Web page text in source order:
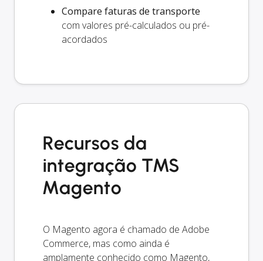
Compare faturas de transporte
com valores pré-calculados ou pré-
acordados
Recursos da
integração TMS
Magento
O Magento agora é chamado de Adobe
Commerce, mas como ainda é
amplamente conhecido como Magento,